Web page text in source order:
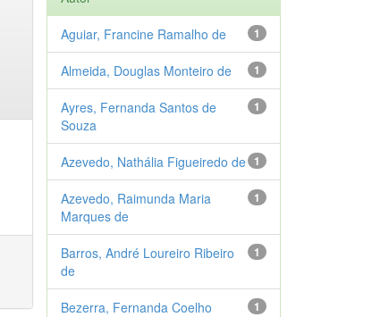
1
Aguiar, Francine Ramalho de
1
Almeida, Douglas Monteiro de
1
Ayres, Fernanda Santos de
Souza
1
Azevedo, Nathália Figueiredo de
1
Azevedo, Raimunda Maria
Marques de
1
Barros, André Loureiro Ribeiro
de
1
Bezerra, Fernanda Coelho